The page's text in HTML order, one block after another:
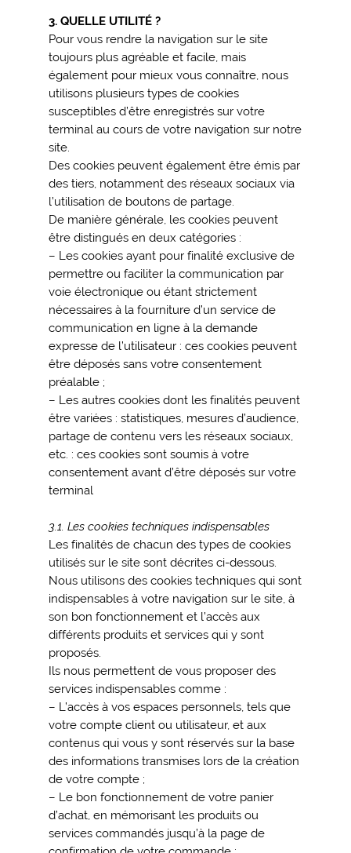
3. QUELLE UTILITÉ ?
Pour vous rendre la navigation sur le site
toujours plus agréable et facile, mais
également pour mieux vous connaître, nous
utilisons plusieurs types de cookies
susceptibles d’être enregistrés sur votre
terminal au cours de votre navigation sur notre
site.
Des cookies peuvent également être émis par
des tiers, notamment des réseaux sociaux via
l’utilisation de boutons de partage.
De manière générale, les cookies peuvent
être distingués en deux catégories :
– Les cookies ayant pour finalité exclusive de
permettre ou faciliter la communication par
voie électronique ou étant strictement
nécessaires à la fourniture d’un service de
communication en ligne à la demande
expresse de l’utilisateur : ces cookies peuvent
être déposés sans votre consentement
préalable ;
– Les autres cookies dont les finalités peuvent
être variées : statistiques, mesures d’audience,
partage de contenu vers les réseaux sociaux,
etc. : ces cookies sont soumis à votre
consentement avant d’être déposés sur votre
terminal
3.1. Les cookies techniques indispensables
Les finalités de chacun des types de cookies
utilisés sur le site sont décrites ci-dessous.
Nous utilisons des cookies techniques qui sont
indispensables à votre navigation sur le site, à
son bon fonctionnement et l’accès aux
différents produits et services qui y sont
proposés.
Ils nous permettent de vous proposer des
services indispensables comme :
– L’accès à vos espaces personnels, tels que
votre compte client ou utilisateur, et aux
contenus qui vous y sont réservés sur la base
des informations transmises lors de la création
de votre compte ;
– Le bon fonctionnement de votre panier
d’achat, en mémorisant les produits ou
services commandés jusqu’à la page de